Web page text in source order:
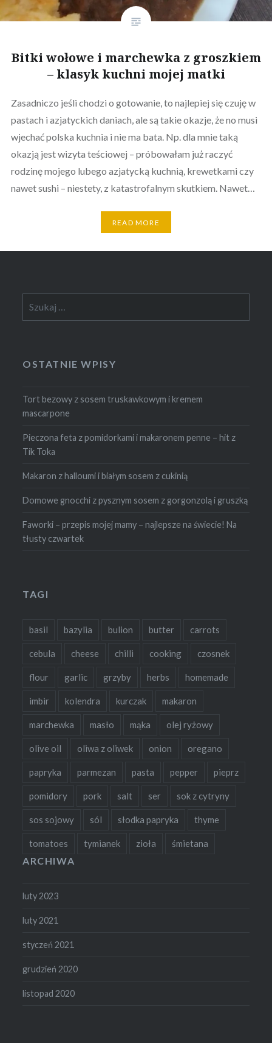
Bitki wołowe i marchewka z groszkiem
– klasyk kuchni mojej matki
Zasadniczo jeśli chodzi o gotowanie, to najlepiej się czuję w
pastach i azjatyckich daniach, ale są takie okazje, że no musi
wjechać polska kuchnia i nie ma bata. Np. dla mnie taką
okazją jest wizyta teściowej – próbowałam już raczyć
rodzinę mojego lubego azjatycką kuchnią, krewetkami czy
nawet sushi – niestety, z katastrofalnym skutkiem. Nawet…
READ MORE
OSTATNIE WPISY
Tort bezowy z sosem truskawkowym i kremem
mascarpone
Pieczona feta z pomidorkami i makaronem penne – hit z
Tik Toka
Makaron z halloumi i białym sosem z cukinią
Domowe gnocchi z pysznym sosem z gorgonzolą i gruszką
Faworki – przepis mojej mamy – najlepsze na świecie! Na
tłusty czwartek
TAGI
basil bazylia bulion butter carrots
cebula cheese chilli cooking czosnek
flour garlic grzyby herbs homemade
imbir kolendra kurczak makaron
marchewka masło mąka olej ryżowy
olive oil oliwa z oliwek onion oregano
papryka parmezan pasta pepper pieprz
pomidory pork salt ser sok z cytryny
sos sojowy sól słodka papryka thyme
tomatoes tymianek zioła śmietana
ARCHIWA
luty 2023
luty 2021
styczeń 2021
grudzień 2020
listopad 2020